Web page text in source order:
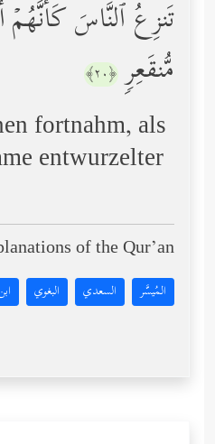
تَنزِعُ ٱلنَّاسَ
مُّنقَعِرࣲ ﴿٢٠﴾
fortnahm, als
entwurzelter
of the Qur’an:
المُيسَّر السعدي البغوي